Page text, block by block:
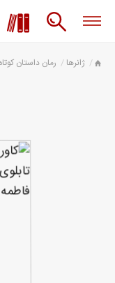
ژانرها رمان داستان کوتاه